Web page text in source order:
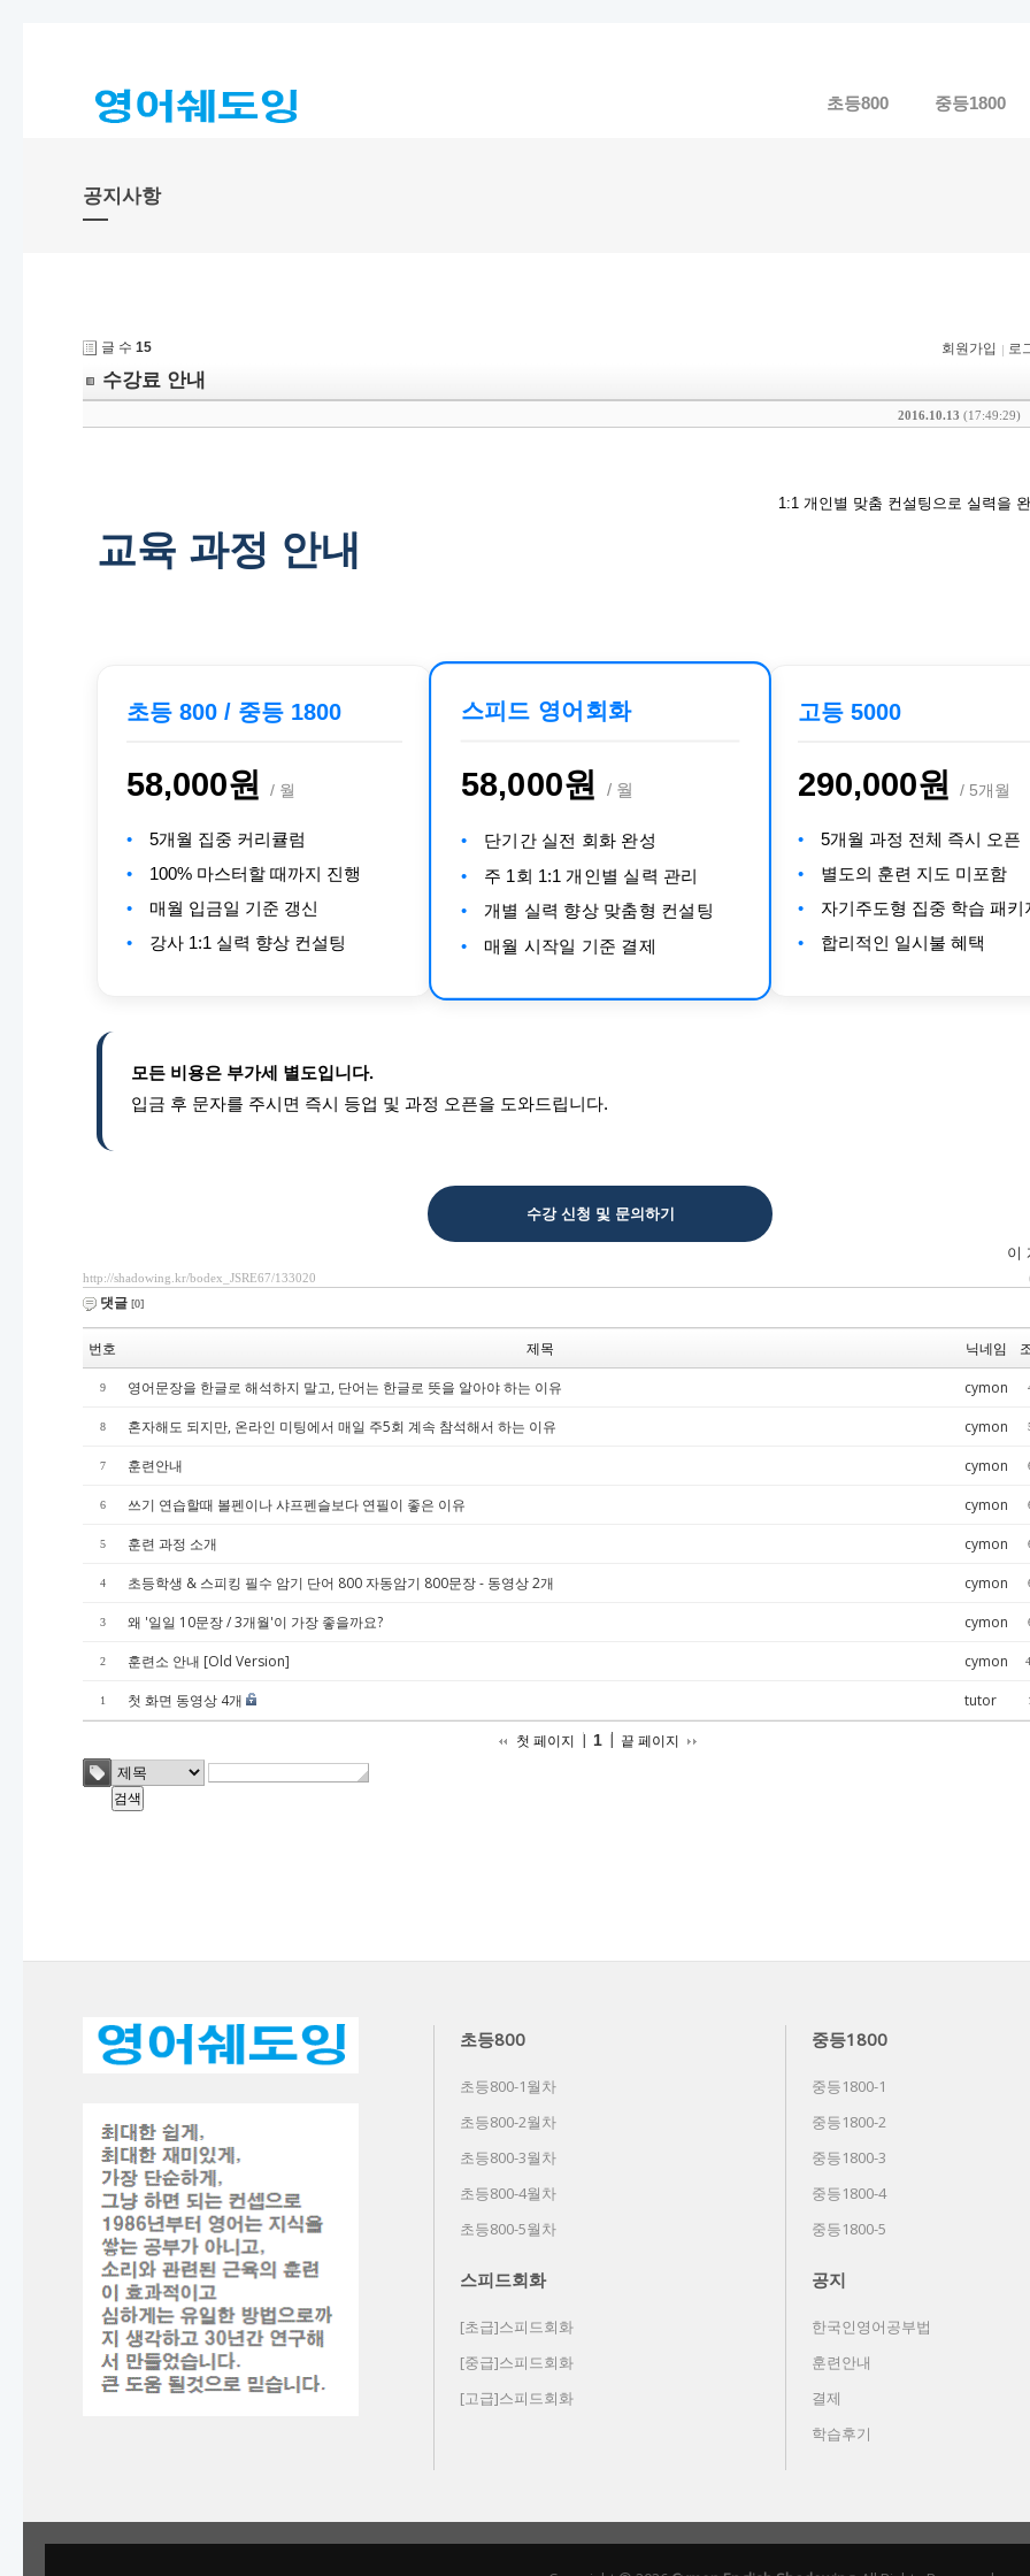
초등800 중등1800
공지사항
글 수 15 회원가입 로
수강료 안내
2016.10.13 (17:49:29)
교육 과정 안내
1:1 개인별 맞춤 컨설팅으로 실력을
초등 800 / 중등 1800
58,000원 / 월
5개월 집중 커리큘럼
100% 마스터할 때까지 진행
매월 입금일 기준 갱신
강사 1:1 실력 향상 컨설팅
스피드 영어회화
58,000원/ 월
단기간 실전 회화 완성
주 1회 1:1 개인별 실력 관리
개별 실력 향상 맞춤형 컨설팅
매월 시작일 기준 결제
고등 5000
290,000원 / 5개월
5개월 과정 전체 즉시 오픈
별도의 훈련 지도 미포함
자기주도형 집중 학습 패키
합리적인 일시불 혜택
모든 비용은 부가세 별도입니다.
입금 후 문자를 주시면 즉시 등업 및 과정 오픈을 도와드립니다.
수강 신청 및 문의하기
이
http://shadowing.kr/bodex_JSRE67/133020
댓글 [0]
번호 제목 닉네임
9 영어문장을 한글로 해석하지 말고, 단어는 한글로 뜻을 알아야 하는 이유 cymon
8 혼자해도 되지만, 온라인 미팅에서 매일 주5회 계속 참석해서 하는 이유 cymon
7 훈련안내 cymon
6 쓰기 연습할때 볼펜이나 샤프펜슬보다 연필이 좋은 이유 cymon
5 훈련 과정 소개 cymon
4 초등학생 & 스피킹 필수 암기 단어 800 자동암기 800문장 - 동영상 2개 cymon
3 왜 '일일 10문장 / 3개월'이 가장 좋을까요? cymon
2 훈련소 안내 [Old Version] cymon
1 첫 화면 동영상 4개 tutor
첫 페이지 1
끝 페이지
초등800
초등800-1월차
초등800-2월차
초등800-3월차
초등800-4월차
초등800-5월차
중등1800
중등1800-1
중등1800-2
중등1800-3
중등1800-4
중등1800-5
스피드회화
[초급]스피드회화
[중급]스피드회화
[고급]스피드회화
공지
한국인영어공부법
훈련안내
결제
학습후기